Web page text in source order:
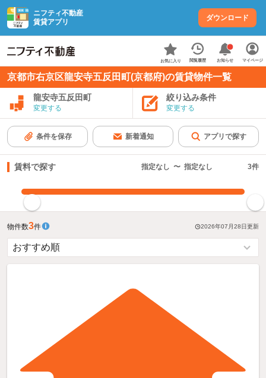
ニフティ不動産
賃貸アプリ
ダウンロード
お気に入り 閲覧履歴 お知らせ マイページ
京都市右京区龍安寺五反田町(京都府)の賃貸物件一覧
龍安寺五反田町
変更する
絞り込み条件
変更する
条件を保存 新着通知 アプリで探す
賃料で探す 指定なし 〜 指定なし 3件
物件数3件 2026年07月28日更新